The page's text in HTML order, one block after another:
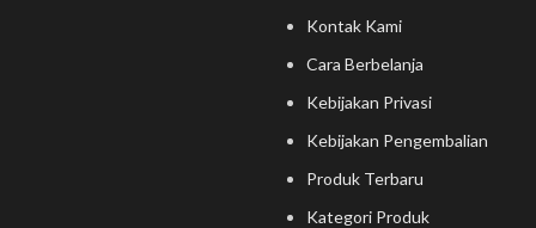
Kontak Kami
Cara Berbelanja
Kebijakan Privasi
Kebijakan Pengembalian
Produk Terbaru
Kategori Produk